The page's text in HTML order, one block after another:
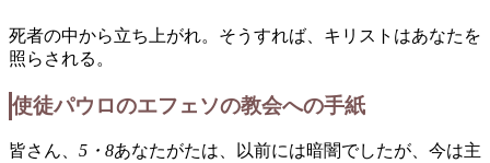
死者の中から立ち上がれ。そうすれば、キリストはあなたを
照らされる。
使徒パウロのエフェソの教会への手紙
皆さん、 5・8あなたがたは、以前には暗闇でしたが、今は主